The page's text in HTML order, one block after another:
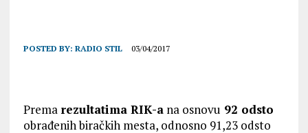
POSTED BY: RADIO STIL 03/04/2017
Prema rezultatima RIК-ana osnovu 92 odsto
obrađenih biračkih mesta, odnosno 91,23 odsto